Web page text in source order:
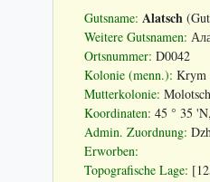
Gutsname: Alatsch
Weitere Gutsnamen:
Ortsnummer: D0042
Kolonie (menn.): Krym
Mutterkolonie:
Koordinaten: 45 ° 35
Admin. Zuordnung:
Erworben:
Topografische Lage: